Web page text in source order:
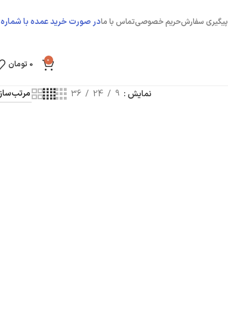
پیگیری سفارشحریم خصوصیتماس با مادر صورت خرید عمده با شماره 09222001671 تماس بگیرید
0
0 تومان
نمایش 9
24
36